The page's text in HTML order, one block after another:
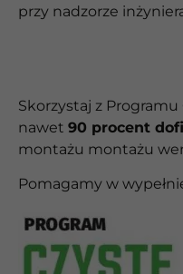
przy nadzorze
Skorzystaj z
nawet 90 procent
montażu montażu
Pomagamy w